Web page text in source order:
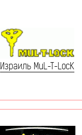
Израиль MuL-T-LocK